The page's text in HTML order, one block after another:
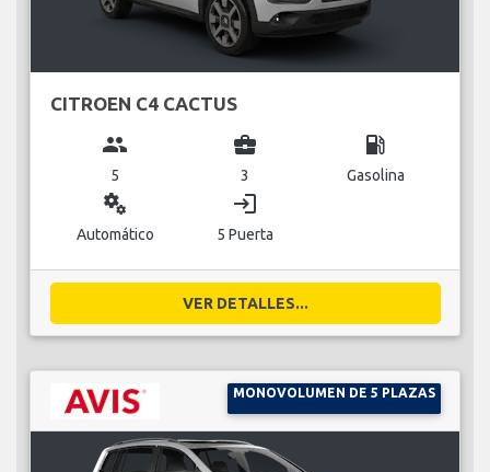
CITROEN C4 CACTUS
group
5
business_center
3
local_gas_station
Gasolina
miscellaneous_services
Automático
login
5 Puerta
VER DETALLES...
MONOVOLUMEN DE 5 PLAZAS